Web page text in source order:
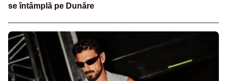
se întâmplă pe Dunăre